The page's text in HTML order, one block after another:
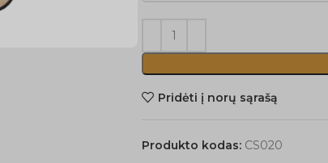
Pridėti į norų sąrašą
Produkto kodas: CS020